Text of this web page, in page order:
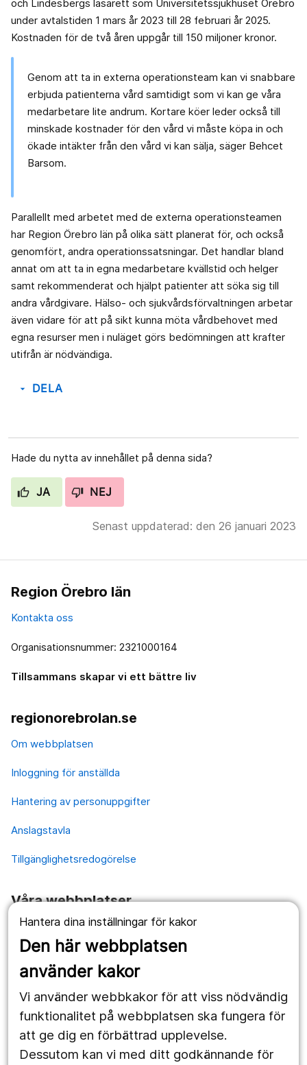
Hantera dina inställningar för kakor
Den här webbplatsen
använder kakor
Vi använder webbkakor för att viss nödvändig
funktionalitet på webbplatsen ska fungera för
att ge dig en förbättrad upplevelse.
Dessutom kan vi med ditt godkännande för
och Lindesbergs lasarett som Universitetssjukhuset Örebro
under avtalstiden 1 mars år 2023 till 28 februari år 2025.
Kostnaden för de två åren uppgår till 150 miljoner kronor.
Genom att ta in externa operationsteam kan vi snabbare
erbjuda patienterna vård samtidigt som vi kan ge våra
medarbetare lite andrum. Kortare köer leder också till
minskade kostnader för den vård vi måste köpa in och
ökade intäkter från den vård vi kan sälja, säger Behcet
Barsom.
Parallellt med arbetet med de externa operationsteamen
har Region Örebro län på olika sätt planerat för, och också
genomfört, andra operationssatsningar. Det handlar bland
annat om att ta in egna medarbetare kvällstid och helger
samt rekommenderat och hjälpt patienter att söka sig till
andra vårdgivare. Hälso- och sjukvårdsförvaltningen arbetar
även vidare för att på sikt kunna möta vårdbehovet med
egna resurser men i nuläget görs bedömningen att krafter
utifrån är nödvändiga.
arrow_drop_down DELA
Hade du nytta av innehållet på denna sida?
JA NEJ
Senast uppdaterad: den 26 januari 2023
Region Örebro län
Kontakta oss
Organisationsnummer: 2321000164
Tillsammans skapar vi ett bättre liv
regionorebrolan.se
Om webbplatsen
Inloggning för anställda
Hantering av personuppgifter
Anslagstavla
Tillgänglighetsredogörelse
Våra webbplatser
1177.se
Länstrafiken
Utveckling